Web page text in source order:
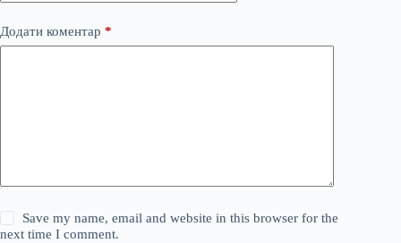
Додати коментар *
Save my name, email and website in this browser for the
next time I comment.